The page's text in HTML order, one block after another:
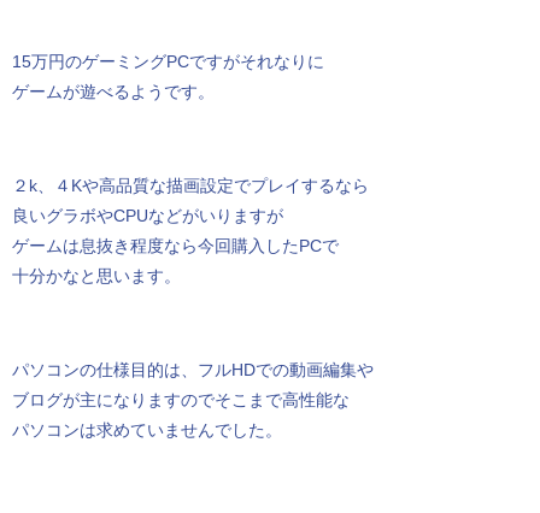
15万円のゲーミングPCですがそれなりに
ゲームが遊べるようです。
２k、４Kや高品質な描画設定でプレイするなら
良いグラボやCPUなどがいりますが
ゲームは息抜き程度なら今回購入したPCで
十分かなと思います。
パソコンの仕様目的は、フルHDでの動画編集や
ブログが主になりますのでそこまで高性能な
パソコンは求めていませんでした。